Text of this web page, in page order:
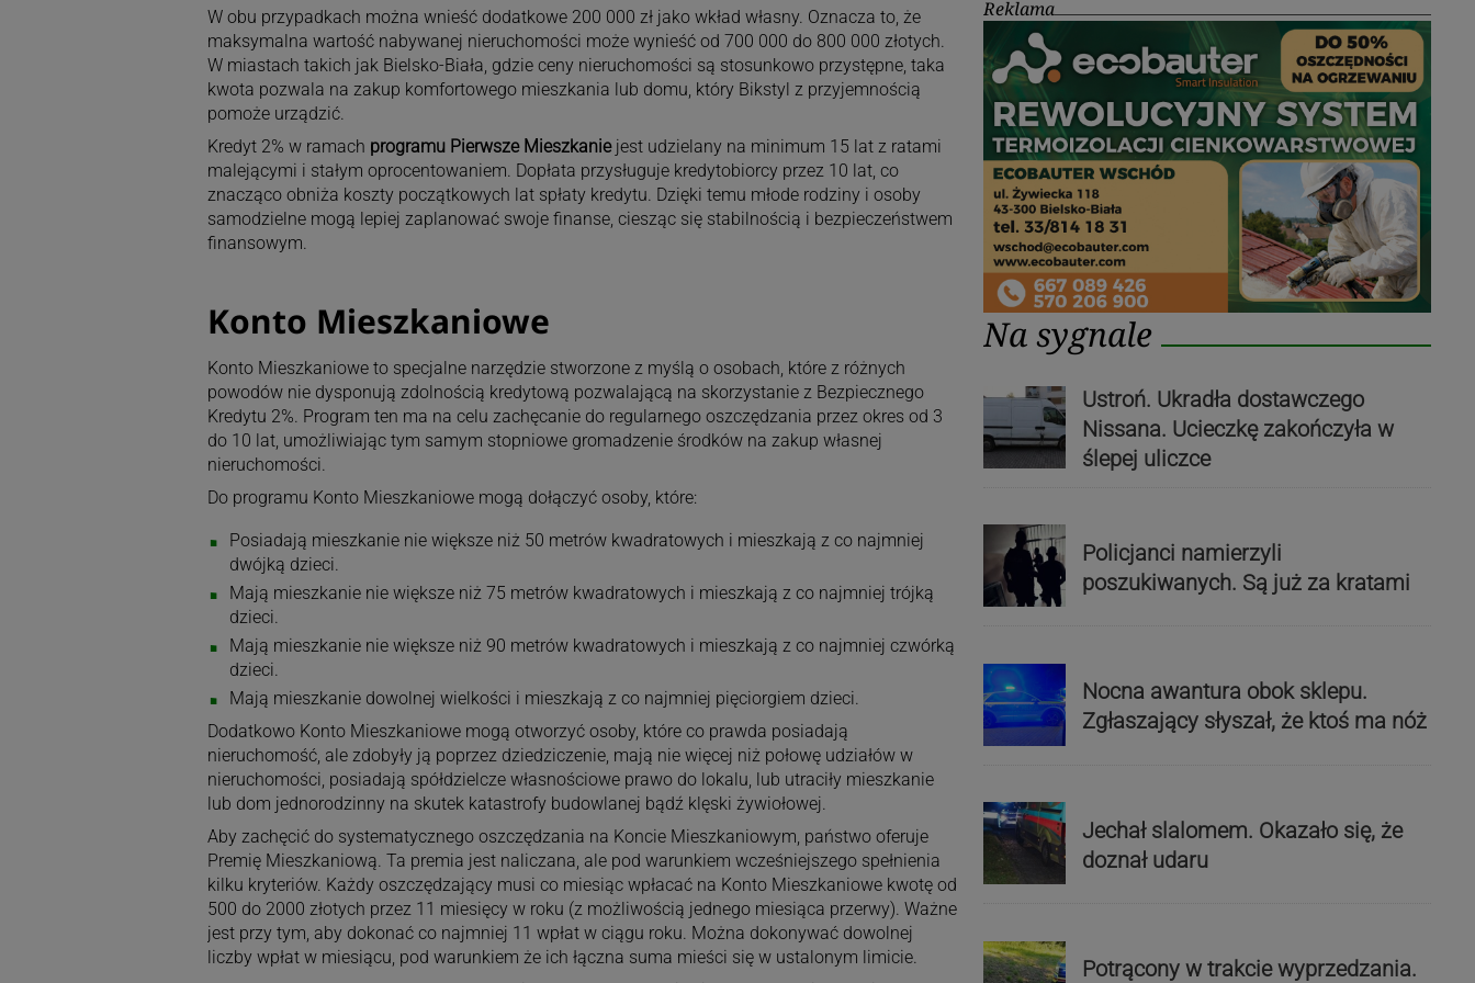
W obu przypadkach można wnieść dodatkowe 200 000 zł jako wkład własny. Oznacza to, że
maksymalna wartość nabywanej nieruchomości może wynieść od 700 000 do 800 000 złotych.
W miastach takich jak Bielsko-Biała, gdzie ceny nieruchomości są stosunkowo przystępne, taka
kwota pozwala na zakup komfortowego mieszkania lub domu, który Bikstyl z przyjemnością
pomoże urządzić.
Kredyt 2% w ramach programu Pierwsze Mieszkaniejest udzielany na minimum 15 lat z ratami
malejącymi i stałym oprocentowaniem. Dopłata przysługuje kredytobiorcy przez 10 lat, co
znacząco obniża koszty początkowych lat spłaty kredytu. Dzięki temu młode rodziny i osoby
samodzielne mogą lepiej zaplanować swoje finanse, ciesząc się stabilnością i bezpieczeństwem
finansowym.
Konto Mieszkaniowe
Konto Mieszkaniowe to specjalne narzędzie stworzone z myślą o osobach, które z różnych
powodów nie dysponują zdolnością kredytową pozwalającą na skorzystanie z Bezpiecznego
Kredytu 2%. Program ten ma na celu zachęcanie do regularnego oszczędzania przez okres od 3
do 10 lat, umożliwiając tym samym stopniowe gromadzenie środków na zakup własnej
nieruchomości.
Do programu Konto Mieszkaniowe mogą dołączyć osoby, które:
Posiadają mieszkanie nie większe niż 50 metrów kwadratowych i mieszkają z co najmniej
dwójką dzieci.
Mają mieszkanie nie większe niż 75 metrów kwadratowych i mieszkają z co najmniej trójką
dzieci.
Mają mieszkanie nie większe niż 90 metrów kwadratowych i mieszkają z co najmniej czwórką
dzieci.
Mają mieszkanie dowolnej wielkości i mieszkają z co najmniej pięciorgiem dzieci.
Dodatkowo Konto Mieszkaniowe mogą otworzyć osoby, które co prawda posiadają
nieruchomość, ale zdobyły ją poprzez dziedziczenie, mają nie więcej niż połowę udziałów w
nieruchomości, posiadają spółdzielcze własnościowe prawo do lokalu, lub utraciły mieszkanie
lub dom jednorodzinny na skutek katastrofy budowlanej bądź klęski żywiołowej.
Aby zachęcić do systematycznego oszczędzania na Koncie Mieszkaniowym, państwo oferuje
Premię Mieszkaniową. Ta premia jest naliczana, ale pod warunkiem wcześniejszego spełnienia
kilku kryteriów. Każdy oszczędzający musi co miesiąc wpłacać na Konto Mieszkaniowe kwotę od
500 do 2000 złotych przez 11 miesięcy w roku (z możliwością jednego miesiąca przerwy). Ważne
jest przy tym, aby dokonać co najmniej 11 wpłat w ciągu roku. Można dokonywać dowolnej
liczby wpłat w miesiącu, pod warunkiem że ich łączna suma mieści się w ustalonym limicie.
Reklama
Na sygnale
Ustroń. Ukradła dostawczego
Nissana. Ucieczkę zakończyła w
ślepej uliczce
Policjanci namierzyli
poszukiwanych. Są już za kratami
Nocna awantura obok sklepu.
Zgłaszający słyszał, że ktoś ma nóż
Jechał slalomem. Okazało się, że
doznał udaru
Potrącony w trakcie wyprzedzania.